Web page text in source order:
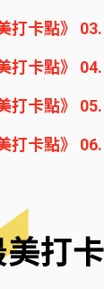
打卡點》
打卡點》
打卡點》
打卡點》
美打